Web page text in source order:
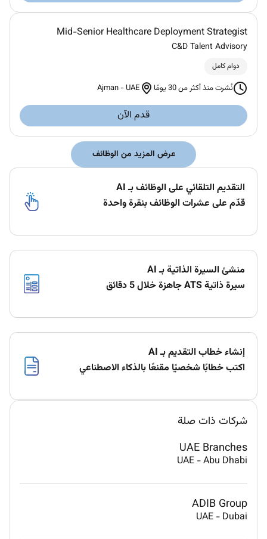
Mid-Senior Healthcare Deployment Strategist
C&D Talent Advisory
دوام كامل
نُشرت منذ أكثر من 30 يومًا Ajman -UAE
قدم الآن
عرض المزيد من الوظائف
التقديم التلقائي على الوظائف بـ AI
قدّم على عشرات الوظائف بنقرة واحدة
منشئ السيرة الذاتية بـ AI
سيرة ذاتية ATS جاهزة خلال 5 دقائق
إنشاء خطاب التقديم بـ AI
اكتب خطابًا شخصيًا مقنعًا بالذكاء الاصطناعي
شركات ذات صلة
UAE Branches
UAE -Abu Dhabi
ADIB Group
UAE - Dubai